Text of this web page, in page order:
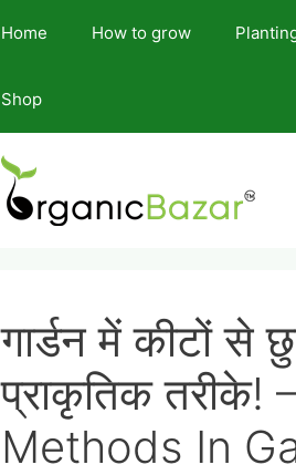
Home How to grow
Shop
गार्डन में कीटों
प्राकृतिक
Methods In